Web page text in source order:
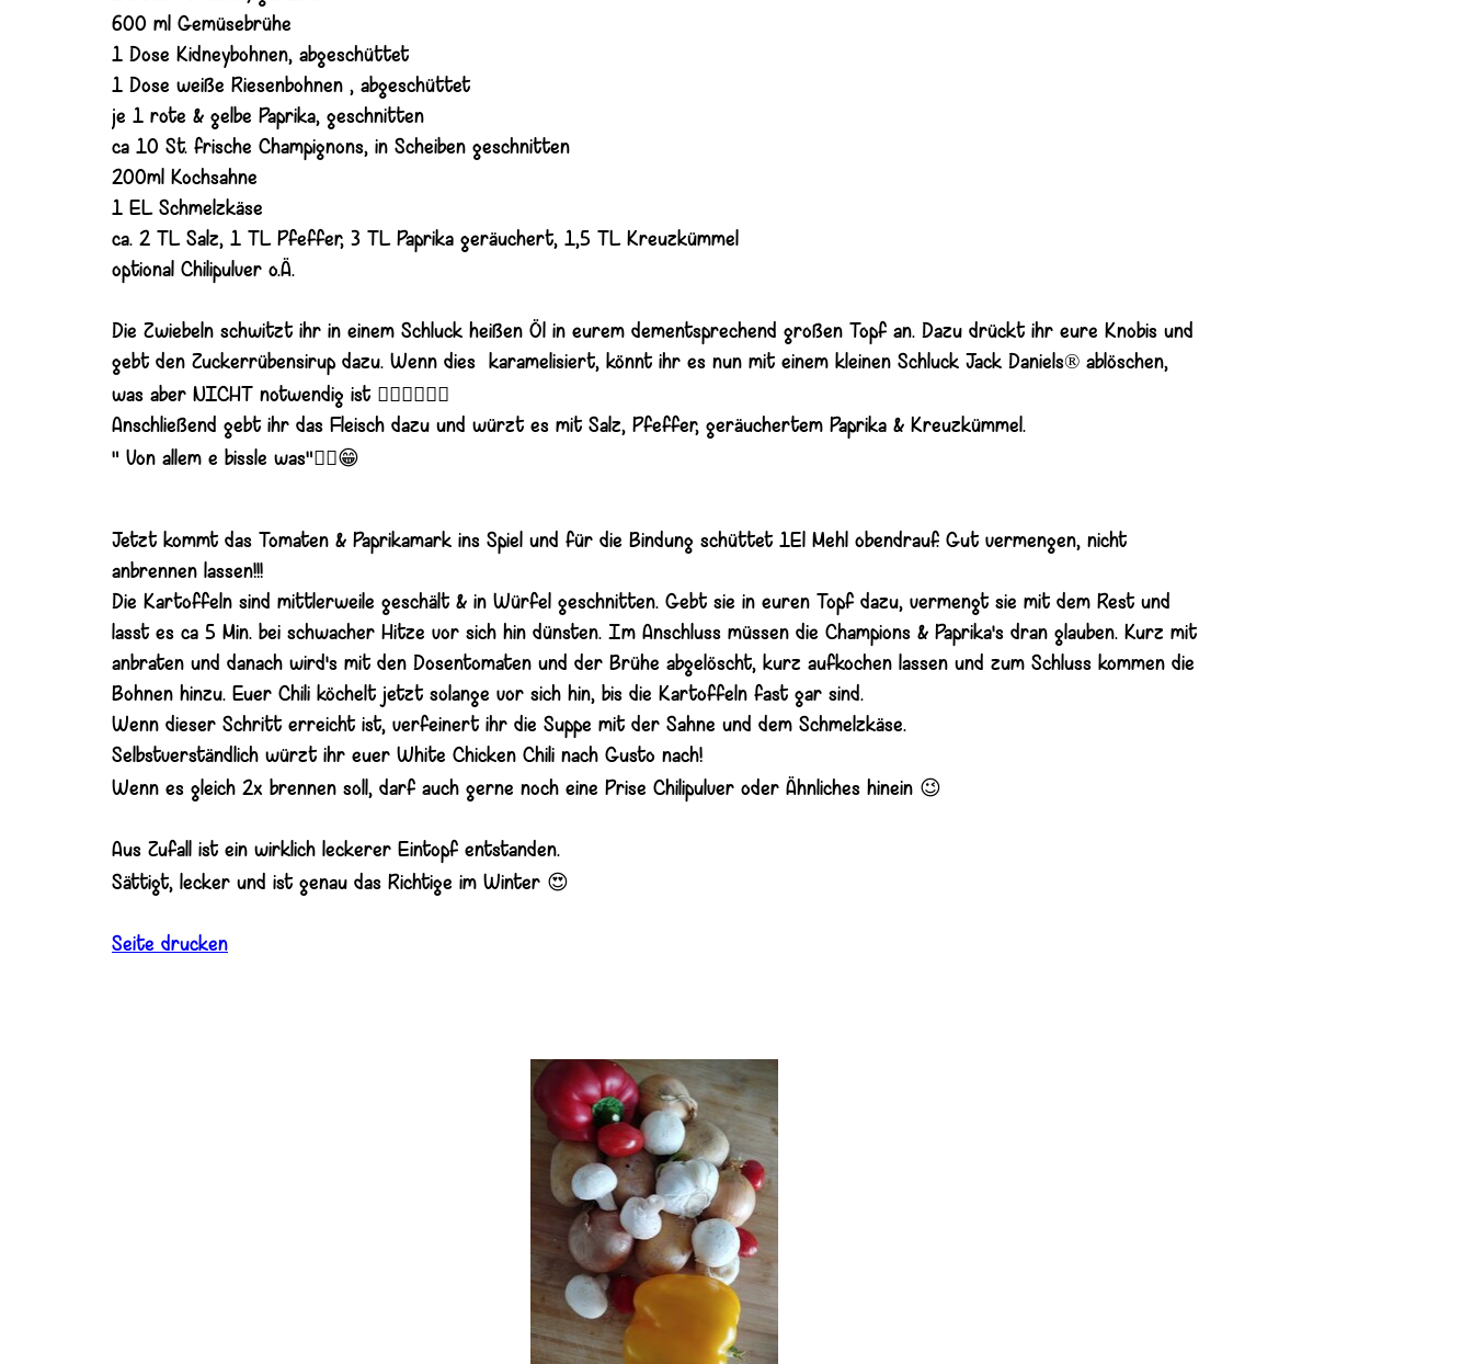
600 ml Gemüsebrühe
1 Dose Kidneybohnen, abgeschüttet
1 Dose weiße Riesenbohnen , abgeschüttet
je 1 rote & gelbe Paprika, geschnitten
ca 10 St. frische Champignons, in Scheiben geschnitten
200ml Kochsahne
1 EL Schmelzkäse
ca. 2 TL Salz, 1 TL Pfeffer, 3 TL Paprika geräuchert, 1,5 TL Kreuzkümmel
optional Chilipulver o.Ä.
Die Zwiebeln schwitzt ihr in einem Schluck heißen Öl in eurem dementsprechend großen Topf an. Dazu drückt ihr eure Knobis und
gebt den Zuckerrübensirup dazu. Wenn dies karamelisiert, könnt ihr es nun mit einem kleinen Schluck Jack Daniels® ablöschen,
was aber NICHT notwendig ist ☝🏼☝🏼☝🏼
Anschließend gebt ihr das Fleisch dazu und würzt es mit Salz, Pfeffer, geräuchertem Paprika & Kreuzkümmel.
" Von allem e bissle was"☝🏼😁
Jetzt kommt das Tomaten & Paprikamark ins Spiel und für die Bindung schüttet 1El Mehl obendrauf. Gut vermengen, nicht
anbrennen lassen!!!
Die Kartoffeln sind mittlerweile geschält & in Würfel geschnitten. Gebt sie in euren Topf dazu, vermengt sie mit dem Rest und
lasst es ca 5 Min. bei schwacher Hitze vor sich hin dünsten. Im Anschluss müssen die Champions & Paprika's dran glauben. Kurz mit
anbraten und danach wird's mit den Dosentomaten und der Brühe abgelöscht, kurz aufkochen lassen und zum Schluss kommen die
Bohnen hinzu. Euer Chili köchelt jetzt solange vor sich hin, bis die Kartoffeln fast gar sind.
Wenn dieser Schritt erreicht ist, verfeinert ihr die Suppe mit der Sahne und dem Schmelzkäse.
Selbstverständlich würzt ihr euer White Chicken Chili nach Gusto nach!
Wenn es gleich 2x brennen soll, darf auch gerne noch eine Prise Chilipulver oder Ähnliches hinein 😉
Aus Zufall ist ein wirklich leckerer Eintopf entstanden.
Sättigt, lecker und ist genau das Richtige im Winter 😍
Seite drucken